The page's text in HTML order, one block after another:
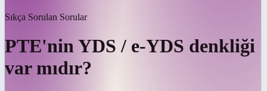
Sıkça Sorulan Sorular
PTE'nin YDS / e-YDS denkliği
var mıdır?